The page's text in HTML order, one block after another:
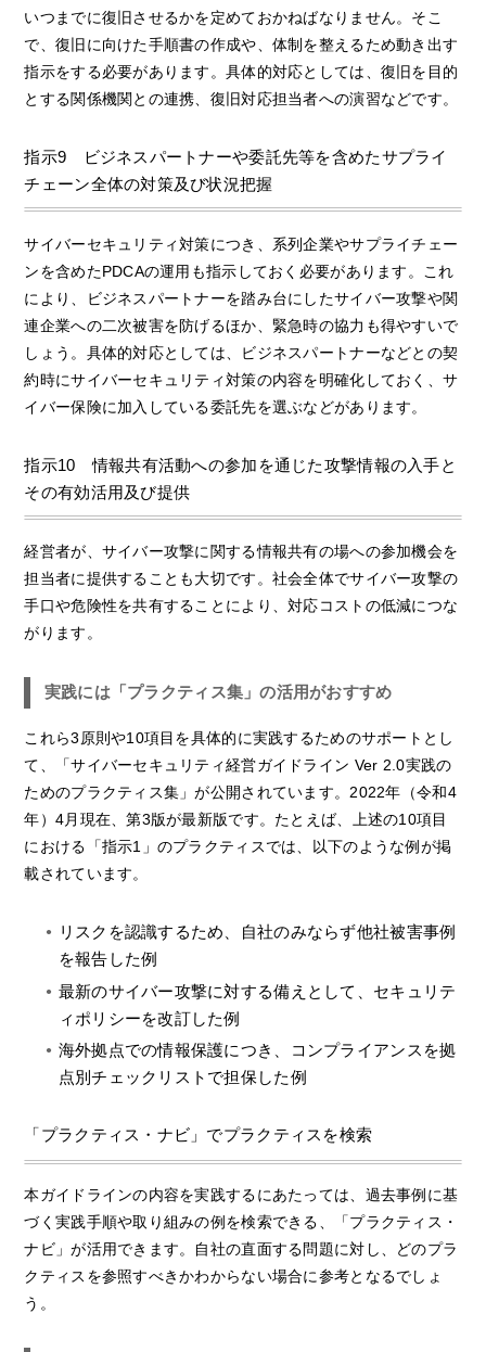
いつまでに復旧させるかを定めておかねばなりません。そこ
で、復旧に向けた手順書の作成や、体制を整えるため動き出す
指示をする必要があります。具体的対応としては、復旧を目的
とする関係機関との連携、復旧対応担当者への演習などです。
指示9 ビジネスパートナーや委託先等を含めたサプライ
チェーン全体の対策及び状況把握
サイバーセキュリティ対策につき、系列企業やサプライチェー
ンを含めたPDCAの運用も指示しておく必要があります。これ
により、ビジネスパートナーを踏み台にしたサイバー攻撃や関
連企業への二次被害を防げるほか、緊急時の協力も得やすいで
しょう。具体的対応としては、ビジネスパートナーなどとの契
約時にサイバーセキュリティ対策の内容を明確化しておく、サ
イバー保険に加入している委託先を選ぶなどがあります。
指示10 情報共有活動への参加を通じた攻撃情報の入手と
その有効活用及び提供
経営者が、サイバー攻撃に関する情報共有の場への参加機会を
担当者に提供することも大切です。社会全体でサイバー攻撃の
手口や危険性を共有することにより、対応コストの低減につな
がります。
実践には「プラクティス集」の活用がおすすめ
これら3原則や10項目を具体的に実践するためのサポートとし
て、「サイバーセキュリティ経営ガイドライン Ver 2.0実践の
ためのプラクティス集」が公開されています。2022年（令和4
年）4月現在、第3版が最新版です。たとえば、上述の10項目
における「指示1」のプラクティスでは、以下のような例が掲
載されています。
リスクを認識するため、自社のみならず他社被害事例
を報告した例
最新のサイバー攻撃に対する備えとして、セキュリテ
ィポリシーを改訂した例
海外拠点での情報保護につき、コンプライアンスを拠
点別チェックリストで担保した例
「プラクティス・ナビ」でプラクティスを検索
本ガイドラインの内容を実践するにあたっては、過去事例に基
づく実践手順や取り組みの例を検索できる、「プラクティス・
ナビ」が活用できます。自社の直面する問題に対し、どのプラ
クティスを参照すべきかわからない場合に参考となるでしょ
う。